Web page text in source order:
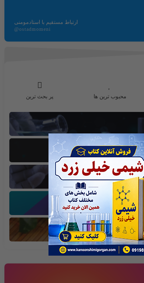
ارتباط مستقیم با استادمومنی
@ostadmomeni
محبوب ترین ها پر بحث ترین